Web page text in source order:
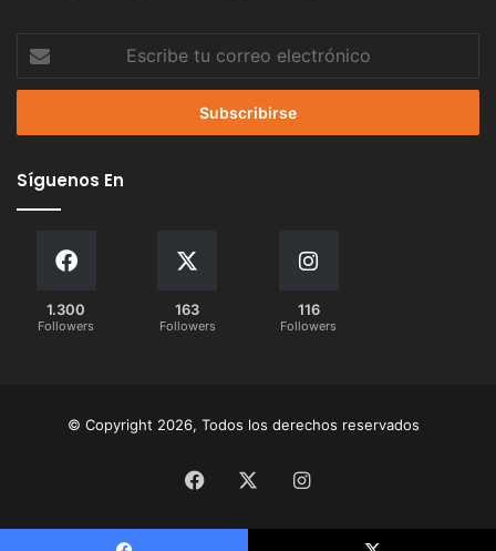
correo
Síguenos En
1.300
Followers
163
Followers
116
Followers
© Copyright 2026, Todos los derechos reservados
Facebook Instagram